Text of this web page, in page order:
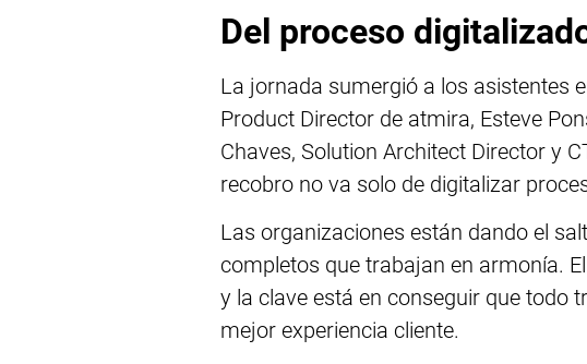
Del proceso
La jornada sumergió a los asistentes
Product Director de atmira, Esteve
Chaves, Solution Architect Director y
recobro no va solo de digitalizar
Las organizaciones están dando el
completos que trabajan en armonía.
y la clave está en conseguir que todo
mejor experiencia cliente.